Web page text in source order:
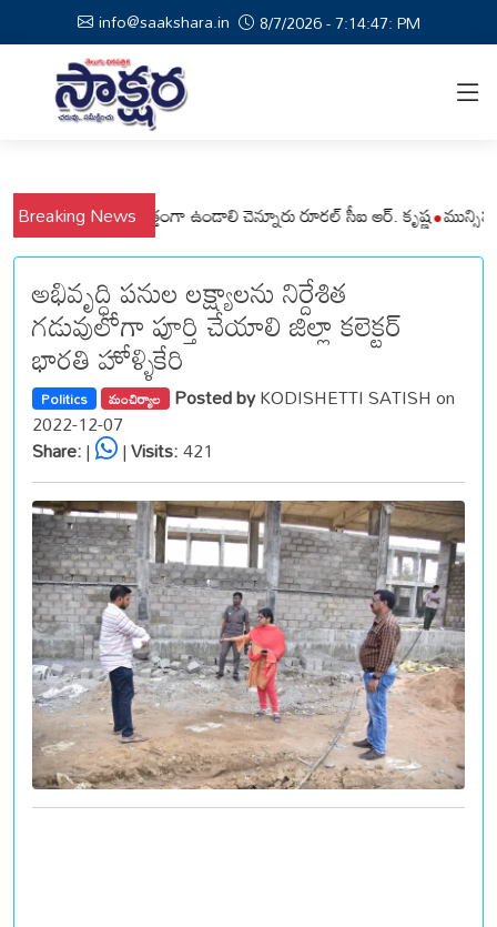
info@saakshara.in 8/7/2026 - 7:14:48: PM
Breaking News
ప్రజలు అప్రమత్తంగా ఉండాలి చెన్నూరు రూరల్ సీఐ ఆర్. కృష్ణ మున్సిపల్
అభివృద్ధి పనుల లక్ష్యాలను నిర్దేశిత
గడువులోగా పూర్తి చేయాలి జిల్లా కలెక్టర్
భారతి హోళ్ళికేరి
Politics మంచిర్యాల Posted byKODISHETTI SATISH on
2022-12-07
Share:| |Visits:421